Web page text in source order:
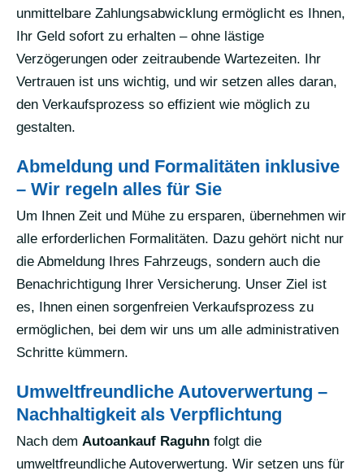
unmittelbare Zahlungsabwicklung ermöglicht es Ihnen,
Ihr Geld sofort zu erhalten – ohne lästige
Verzögerungen oder zeitraubende Wartezeiten. Ihr
Vertrauen ist uns wichtig, und wir setzen alles daran,
den Verkaufsprozess so effizient wie möglich zu
gestalten.
Abmeldung und Formalitäten inklusive
– Wir regeln alles für Sie
Um Ihnen Zeit und Mühe zu ersparen, übernehmen wir
alle erforderlichen Formalitäten. Dazu gehört nicht nur
die Abmeldung Ihres Fahrzeugs, sondern auch die
Benachrichtigung Ihrer Versicherung. Unser Ziel ist
es, Ihnen einen sorgenfreien Verkaufsprozess zu
ermöglichen, bei dem wir uns um alle administrativen
Schritte kümmern.
Umweltfreundliche Autoverwertung –
Nachhaltigkeit als Verpflichtung
Nach dem Autoankauf Raguhn folgt die
umweltfreundliche Autoverwertung. Wir setzen uns für